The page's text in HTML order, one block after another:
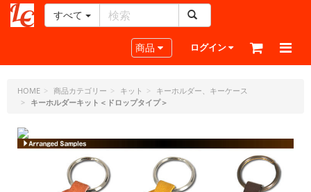
ー
ラ
フ
ド
ッ
すべて
Toggle navigation
商品 ログイン
HOME 商品カテゴリー キット
キーホルダー、キーケース
キーホルダーキット＜ドロップタイプ＞